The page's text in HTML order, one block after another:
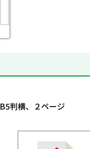
B5判横、２ページ